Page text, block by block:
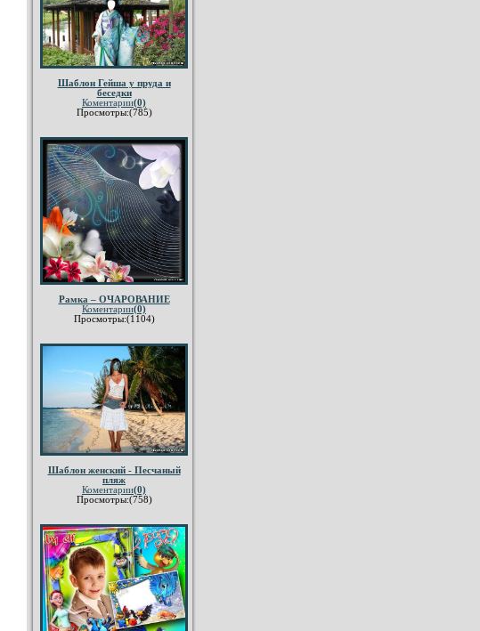
Шаблон Гейша у пруда и
беседки
Коментарии(0)
Просмотры:(785)
Рамка – ОЧАРОВАНИЕ
Коментарии(0)
Просмотры:(1104)
Шаблон женский - Песчаный
пляж
Коментарии(0)
Просмотры:(758)